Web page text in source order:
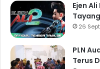
Ejen
26
PLN
Terus